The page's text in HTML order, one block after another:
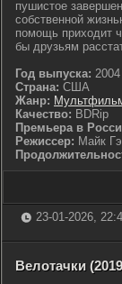
пушистое
собственной
помощь приходит
бы друзьям
Год выпуска: 2004
Страна: США
Жанр:
Качество: BDRip
Премьера в
Режиссер: Майк
23-01-2026,
Велотачки